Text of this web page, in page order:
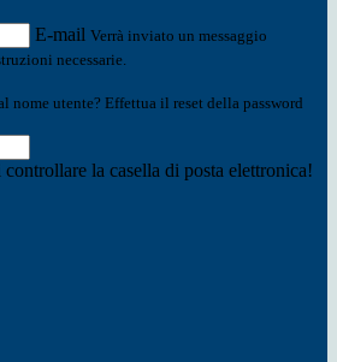
E-mail Verrà inviato un messaggio
necessarie.
nome utente? Effettua il reset della password
la casella di posta elettronica!